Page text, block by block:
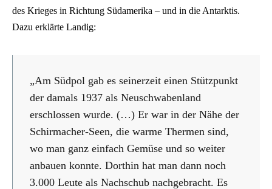
des Krieges in Richtung Südamerika – und in die Antarktis.
Dazu erklärte Landig:
„Am Südpol gab es seinerzeit einen Stützpunkt
der damals 1937 als Neuschwabenland
erschlossen wurde. (…) Er war in der Nähe der
Schirmacher-Seen, die warme Thermen sind,
wo man ganz einfach Gemüse und so weiter
anbauen konnte. Dorthin hat man dann noch
3.000 Leute als Nachschub nachgebracht. Es